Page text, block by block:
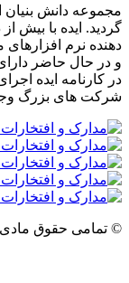
با بیش از دو دهه
افزارهای مدیریت
دارای رتبه
ایده اجرای پروژه
بزرگ وجود دارد.
مادی و معنوی